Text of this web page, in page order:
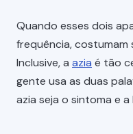
Quando esses dois
frequência,
Inclusive, a azia é tão
gente usa as duas
azia seja o sintoma e